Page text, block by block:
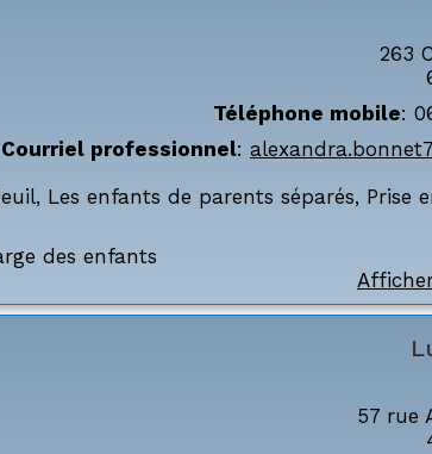
263
Téléphone mobile:
Courriel professionnel:
, Les enfants de parents séparés, Prise
des enfants
57 rue